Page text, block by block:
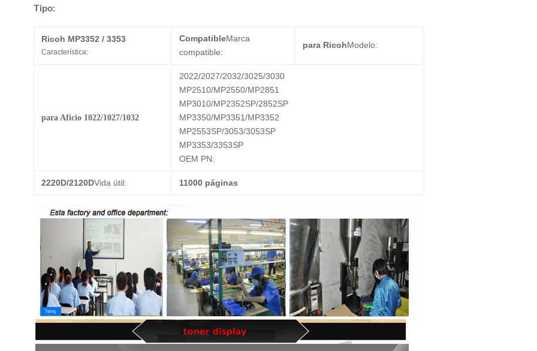
Tipo:
Ricoh MP3352 / 3353
Característica:
CompatibleMarca
compatible:
para RicohModelo:
para Aficio 1022/1027/1032
2022/2027/2032/3025/3030
MP2510/MP2550/MP2851
MP3010/MP2352SP/2852SP
MP3350/MP3351/MP3352
MP2553SP/3053/3053SP
MP3353/3353SP
OEM PN:
2220D/2120DVida útil: 11000 páginas